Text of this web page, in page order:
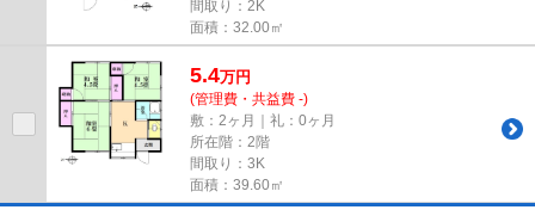
間取り：2K
面積：32.00㎡
5.4万円
(管理費・共益費 -)
敷：2ヶ月｜礼：0ヶ月
所在階：2階
間取り：3K
面積：39.60㎡